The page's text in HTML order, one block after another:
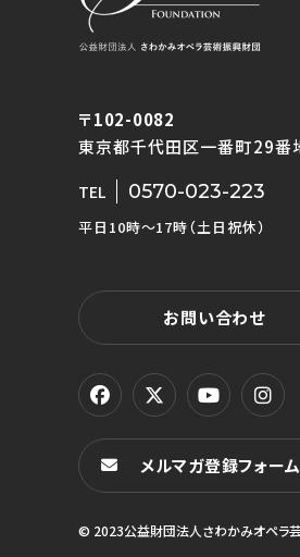
〒102-0082
東京都千代田区一番町29番
TEL 0570-023-223
平日10時〜17時（土日祝休）
お問い合わせ
メルマガ登録フォーム
© 2023公益財団法人さわかみオペラ